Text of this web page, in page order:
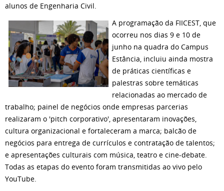
alunos de Engenharia Civil.
A programação da FIICEST, que
ocorreu nos dias 9 e 10 de
junho na quadra do Campus
Estância, incluiu ainda mostra
de práticas científicas e
palestras sobre temáticas
relacionadas ao mercado de
trabalho; painel de negócios onde empresas parcerias
realizaram o 'pitch corporativo', apresentaram inovações,
cultura organizacional e fortaleceram a marca; balcão de
negócios para entrega de currículos e contratação de talentos;
e apresentações culturais com música, teatro e cine-debate.
Todas as etapas do evento foram transmitidas ao vivo pelo
YouTube.